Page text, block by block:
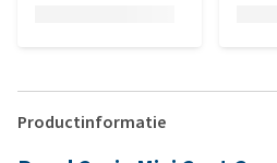
Productinformatie